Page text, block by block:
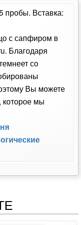
пробы. Вставка:
с сапфиром в
Благодаря
со
Вы можете
которое мы